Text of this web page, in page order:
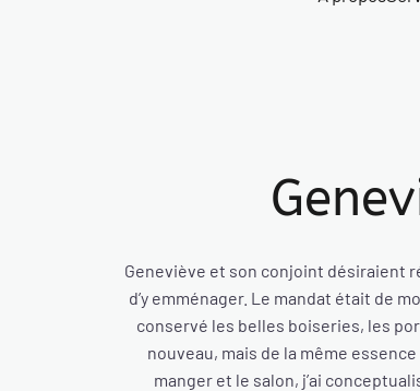
Geneviève et son conjoint désiraient
d’y emménager. Le mandat était de
conservé les belles boiseries, les
nouveau, mais de la même
manger et le salon, j’ai